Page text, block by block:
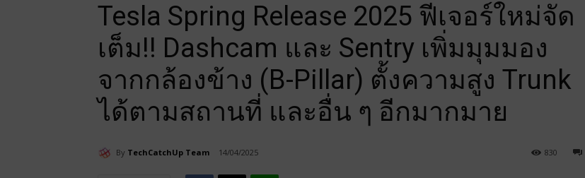
Tesla Spring Release 2025 ฟีเจอร์ใหม่จัด
เต็ม!! Dashcam และ Sentry เพิ่มมุมมอง
จากกล้องข้าง (B-Pillar) ตั้งความสูง Trunk
ได้ตามสถานที่ และอื่น ๆ อีกมากมาย
By TechCatchUp Team 14/04/2025 830